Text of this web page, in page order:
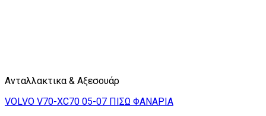
Ανταλλακτικα & Αξεσουάρ
VOLVO V70-XC70 05-07 ΠΙΣΩ ΦΑΝΑΡΙΑ